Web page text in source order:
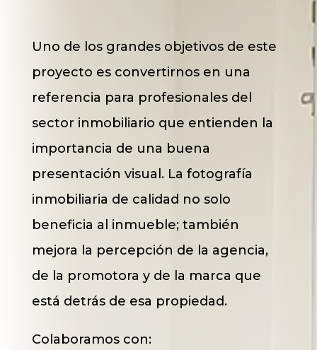
Uno de los grandes objetivos de este
proyecto es convertirnos en una
referencia para profesionales del
sector inmobiliario que entienden la
importancia de una buena
presentación visual. La fotografía
inmobiliaria de calidad no solo
beneficia al inmueble; también
mejora la percepción de la agencia,
de la promotora y de la marca que
está detrás de esa propiedad.
Colaboramos con: